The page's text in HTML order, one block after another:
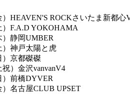
）HEAVEN'S ROCKさいたま新都心
）F.A.D YOKOHAMA
）静岡UMBER
）神戸太陽と虎
）京都磔磔
祝）金沢vanvanV4
）前橋DYVER
）名古屋CLUB UPSET